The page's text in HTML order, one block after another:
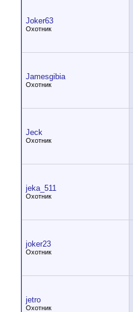
Joker63
Охотник
Jamesgibia
Охотник
Jeck
Охотник
jeka_511
Охотник
joker23
Охотник
jetro
Охотник